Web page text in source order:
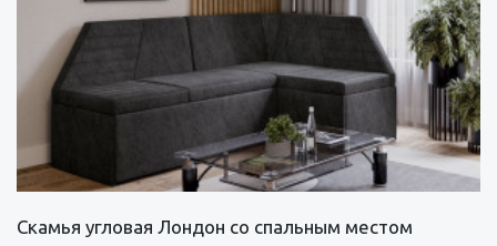
Скамья угловая Лондон со спальным местом